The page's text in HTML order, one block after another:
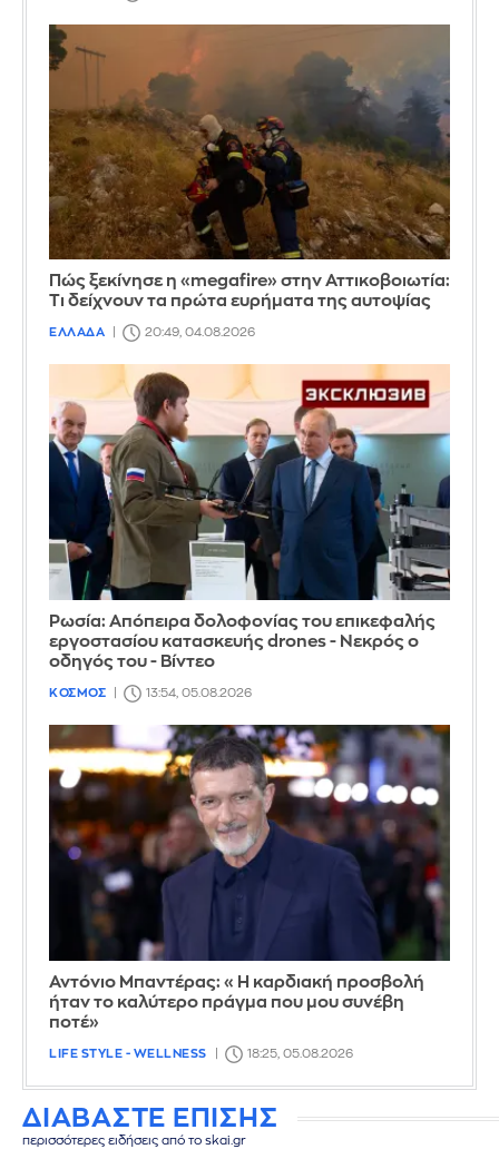
Πώς ξεκίνησε η «megafire» στην Αττικοβοιωτία:
Τι δείχνουν τα πρώτα ευρήματα της αυτοψίας
ΕΛΛΑΔΑ 20:49, 04.08.2026
Ρωσία: Απόπειρα δολοφονίας του επικεφαλής
εργοστασίου κατασκευής drones - Νεκρός ο
οδηγός του - Βίντεο
ΚΟΣΜΟΣ 13:54, 05.08.2026
Αντόνιο Μπαντέρας: «Η καρδιακή προσβολή
ήταν το καλύτερο πράγμα που μου συνέβη
ποτέ»
LIFE STYLE - WELLNESS 18:25, 05.08.2026
ΔΙΑΒΑΣΤΕ ΕΠΙΣΗΣ
περισσότερες ειδήσεις από το skai.gr